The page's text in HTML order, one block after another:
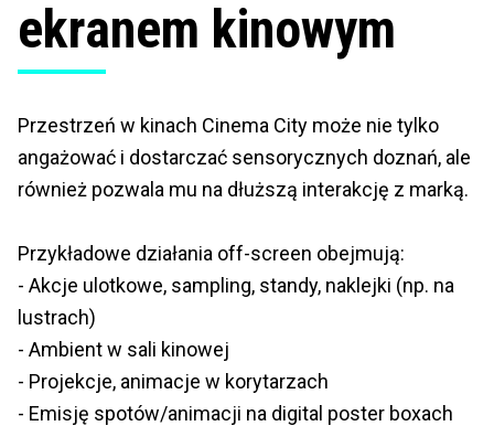
ekranem kinowym
Przestrzeń w kinach Cinema City może nie tylko
angażować i dostarczać sensorycznych doznań, ale
również pozwala mu na dłuższą interakcję z marką.
Przykładowe działania off-screen obejmują:
- Akcje ulotkowe, sampling, standy, naklejki (np. na
lustrach)
- Ambient w sali kinowej
- Projekcje, animacje w korytarzach
- Emisję spotów/animacji na digital poster boxach